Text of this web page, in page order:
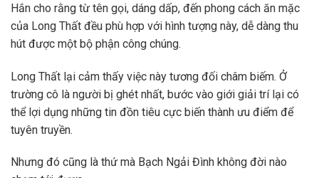
Hắn cho rằng từ tên gọi, dáng dấp, đến phong cách ăn mặc
của Long Thất đều phù hợp với hình tượng này, dễ dàng thu
hút được một bộ phận công chúng.
Long Thất lại cảm thấy việc này tương đối châm biếm. Ở
trường cô là người bị ghét nhất, bước vào giới giải trí lại có
thể lợi dụng những tin đồn tiêu cực biến thành ưu điểm để
tuyên truyền.
Nhưng đó cũng là thứ mà Bạch Ngải Đình không đời nào